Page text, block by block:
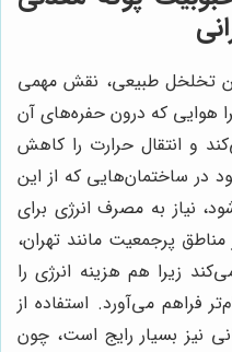
تخلخل طبیعی، نقش مهمی
هوایی که درون حفره‌های آن
و انتقال حرارت را کاهش
ساختمان‌هایی که از این
نیاز به مصرف انرژی برای
پرجمعیت مانند تهران،
زیرا هم هزینه انرژی را
می‌آورد. استفاده از
نیز بسیار رایج است، چون